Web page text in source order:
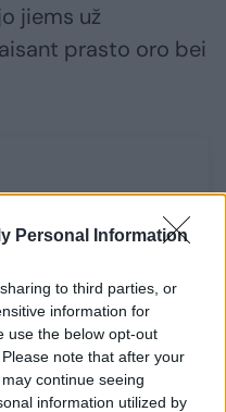
Personal Information
to third parties, or
information for
use the below opt-out
note that after your
continue seeing
information utilized by
jiems už
prasto oro bei